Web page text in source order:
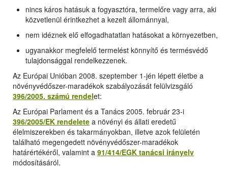
nincs káros hatásuk a fogyasztóra, termelőre vagy arra, aki
közvetlenül érintkezhet a kezelt állománnyal,
nem idéznek elő elfogadhatatlan hatásokat a környezetben,
ugyanakkor megfelelő termelést könnyítő és termésvédő
tulajdonsággal rendelkezzenek.
Az Európai Unióban 2008. szeptember 1-jén lépett életbe a
növényvédőszer-maradékok szabályozását felülvizsgáló
396/2005. számú rendelet:
Az Európai Parlament és a Tanács 2005. február 23-i
396/2005/EK rendelete a növényi és állati eredetű
élelmiszerekben és takarmányokban, illetve azok felületén
található megengedett növényvédőszer-maradékok
határértékéről, valamint a 91/414/EGK tanácsi irányelv
módosításáról.